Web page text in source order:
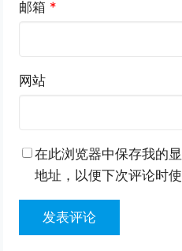
邮箱 *
网站
在此浏览器中保存我的
地址，以便下次评论时使